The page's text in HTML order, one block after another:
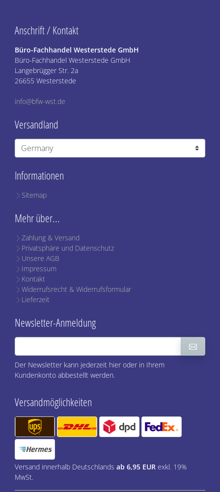
Informationen
Sitemap
Mehr über...
Zahlung & Versand
Privatsphäre und Datenschutz
Unsere AGB
Impressum
Kontakt
Widerrufsrecht & Widerrufsformular
Lieferzeit
Anschrift / Kontakt
Büro-Fachhandel Westerstede GmbH
Büro-Fachhandel Westerstede GmbH
Langebrügger Str. 2a
26655 Westerstede
info@bfw-wst.de
Versandland
Newsletter-Anmeldung
Der Newsletter kann jederzeit hier oder in Ihrem
Kundenkonto abbestellt werden.
Versandmöglichkeiten
Versand innerhalb Deutschlands ab 6,95 EUR exkl. 19%
MwSt.